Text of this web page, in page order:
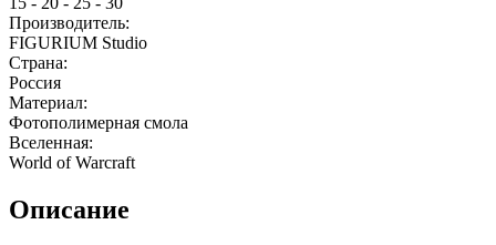
Производитель:
FIGURIUM Studio
Страна:
Россия
Материал:
Фотополимерная смола
Вселенная:
World of Warcraft
Описание